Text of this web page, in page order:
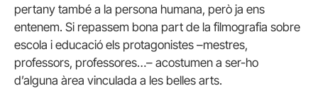
pertany també a la persona humana, però ja ens
entenem. Si repassem bona part de la filmografia sobre
escola i educació els protagonistes –mestres,
professors, professores…– acostumen a ser-ho
d’alguna àrea vinculada a les belles arts.